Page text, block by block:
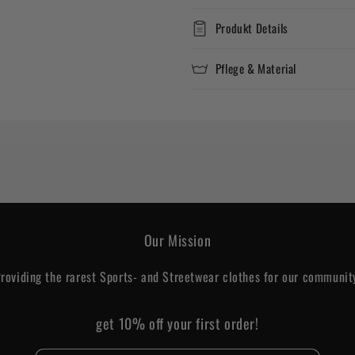
Produkt Details
Pflege & Material
Our Mission
the rarest Sports- and Streetwear clothes for our
get 10% off your first order!